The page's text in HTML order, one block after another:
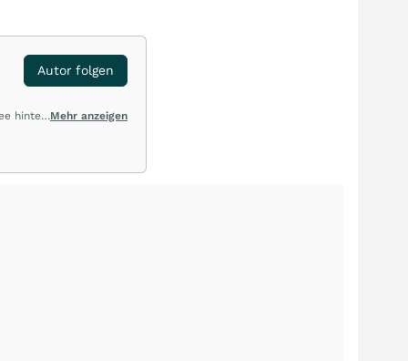
Autor folgen
Mehr anzeigen
hinter